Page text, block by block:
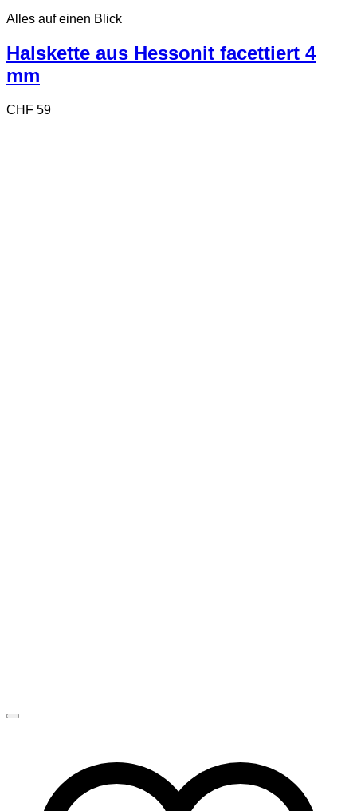
Alles auf einen Blick
Halskette aus Hessonit facettiert 4
mm
CHF 59